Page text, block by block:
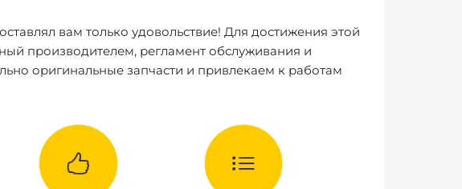
вам только удовольствие! Для достижения этой
производителем, регламент обслуживания и
оригинальные запчасти и привлекаем к работам